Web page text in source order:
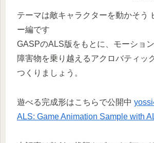
テーマは敵キャラクターを動かそう
ー編です
GASPのALS版をもとに、モーショ
障害物を乗り越えるアクロバティッ
つくりましょう。
遊べる完成形はこちらで公開中
ALS: Game Animation Sample with